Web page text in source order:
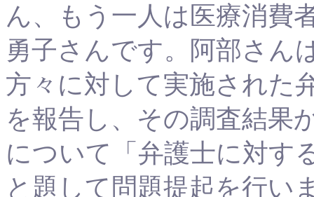
ん、もう一人は医療消費
勇子さんです。阿部さん
方々に対して実施された
を報告し、その調査結果
について「弁護士に対す
と題して問題提起を行い